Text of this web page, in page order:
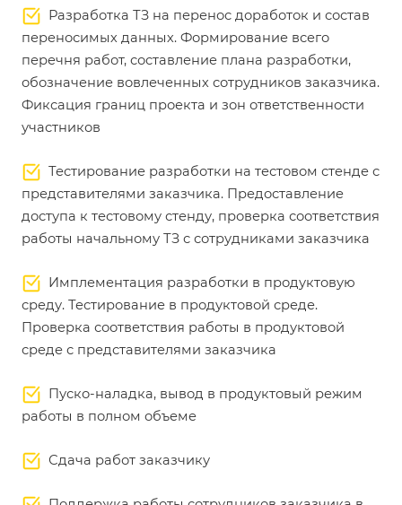
Разработка ТЗ на перенос доработок и состав
переносимых данных. Формирование всего
перечня работ, составление плана разработки,
обозначение вовлеченных сотрудников заказчика.
Фиксация границ проекта и зон ответственности
участников
Тестирование разработки на тестовом стенде с
представителями заказчика. Предоставление
доступа к тестовому стенду, проверка соответствия
работы начальному ТЗ с сотрудниками заказчика
Имплементация разработки в продуктовую
среду. Тестирование в продуктовой среде.
Проверка соответствия работы в продуктовой
среде с представителями заказчика
Пуско-наладка, вывод в продуктовый режим
работы в полном объеме
Сдача работ заказчику